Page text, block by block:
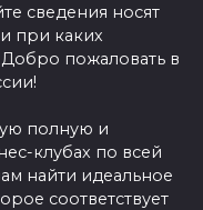
сведения носят
при каких
пожаловать в
полную и
клубах по всей
найти идеальное
соответствует